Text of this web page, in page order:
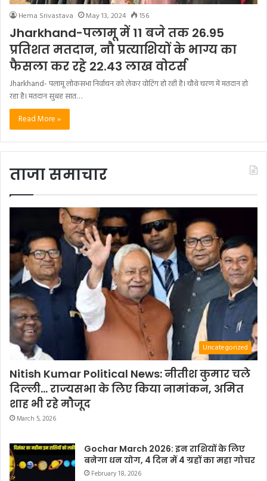
Hema Srivastava May 13, 2024 156
Jharkhand-पलामू में 11 बजे तक 26.95
प्रतिशत मतदान, नौ प्रत्याशियों के भाग्य का
फैसला कर रहे 22.43 लाख वोटर्स
Jharkhand- पलामू लोकसभा निर्वाचन को लेकर वोटिंग हो रही है। चौथे चरण में मतदान हो
रहा है। मतदान सुबह सात…
Read More »
ताजा समाचार
Uncategorized
Nitish Kumar Political News: नीतीश कुमार चले
दिल्ली… राज्यसभा के लिए किया नामांकन, अमित
शाह भी रहे मौजूद
March 5, 2026
Gochar March 2026: इन राशियों के लिए
बनेगा धन योग, 4 दिन में 4 ग्रहों का महा गोचर
February 18, 2026